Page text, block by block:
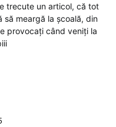
trecute un articol, că tot
să meargă la școală, din
provocați când veniți la